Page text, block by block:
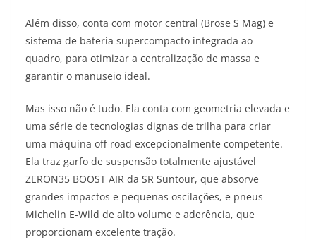
Além disso, conta com motor central (Brose S Mag) e
sistema de bateria supercompacto integrada ao
quadro, para otimizar a centralização de massa e
garantir o manuseio ideal.
Mas isso não é tudo. Ela conta com geometria elevada e
uma série de tecnologias dignas de trilha para criar
uma máquina off-road excepcionalmente competente.
Ela traz garfo de suspensão totalmente ajustável
ZERON35 BOOST AIR da SR Suntour, que absorve
grandes impactos e pequenas oscilações, e pneus
Michelin E-Wild de alto volume e aderência, que
proporcionam excelente tração.